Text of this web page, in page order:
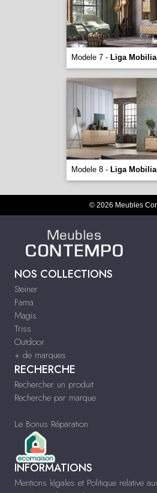
Modele 7 - Liga
Modele 8 - Liga
© 2026 Meubles
NOS COLLECTIONS
Steiner
Fama
Magis
Triss
Outdoor
+ de marques
RECHERCHE
Rechercher un produit
Recherche par marque
Le Bonus Réparation
INFORMATIONS
Mentions légales et Politique relative